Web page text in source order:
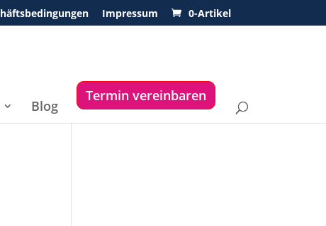
Impressum 0-Artikel
Blog
Termin vereinbaren